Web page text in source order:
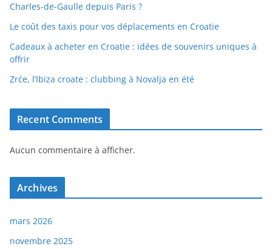
Charles-de-Gaulle depuis Paris ?
Le coût des taxis pour vos déplacements en Croatie
Cadeaux à acheter en Croatie : idées de souvenirs uniques à
offrir
Zrće, l’Ibiza croate : clubbing à Novalja en été
Recent Comments
Aucun commentaire à afficher.
Archives
mars 2026
novembre 2025